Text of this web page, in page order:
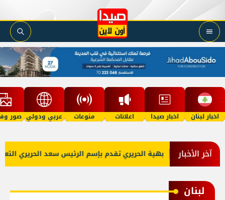
اخبار لبنان اخبار صيدا اعلانات منوعات عربي ودولي صور
آخر الأخبار بهية الحريري تقدم بإسم الرئيس سعد الحريري التعازي
لبنان